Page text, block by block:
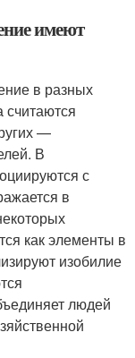
имеют
в разных
считаются
—
В
с
в
как элементы в
изобилие
людей